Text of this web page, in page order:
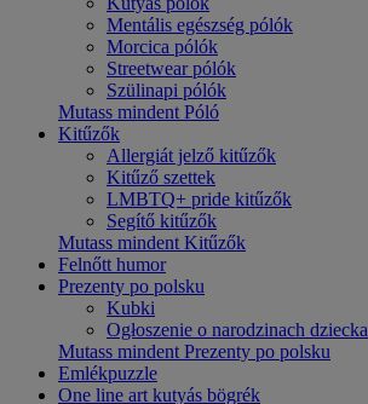
Mentális egészség pólók
Morcica pólók
Streetwear pólók
Szülinapi pólók
Mutass mindent Póló
Kitűzők
Allergiát jelző kitűzők
Kitűző szettek
LMBTQ+ pride kitűzők
Segítő kitűzők
Mutass mindent Kitűzők
Felnőtt humor
Prezenty po polsku
Kubki
Ogłoszenie o narodzinach dziecka
Mutass mindent Prezenty po polsku
Emlékpuzzle
One line art kutyás bögrék